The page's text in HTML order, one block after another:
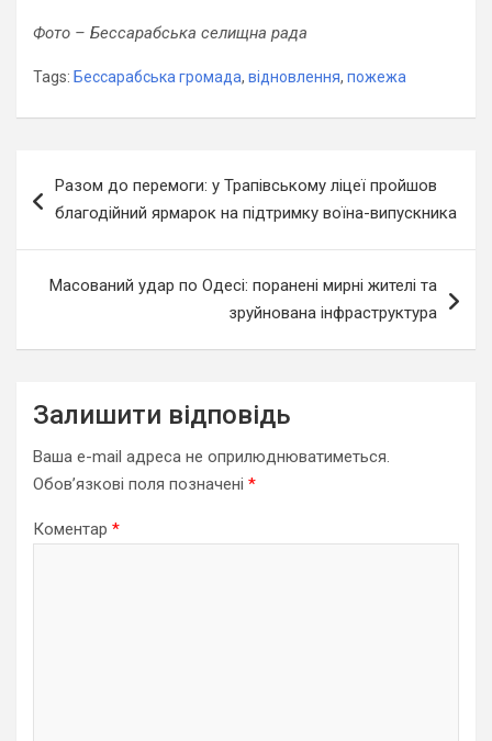
Фото – Бессарабська селищна рада
Tags: Бессарабська громада, відновлення, пожежа
записів
Разом до перемоги: у Трапівському ліцеї пройшов
благодійний ярмарок на підтримку воїна-випускника
Масований удар по Одесі: поранені мирні жителі та
зруйнована інфраструктура
Залишити відповідь
Ваша e-mail адреса не оприлюднюватиметься.
Обов’язкові поля позначені *
Коментар *